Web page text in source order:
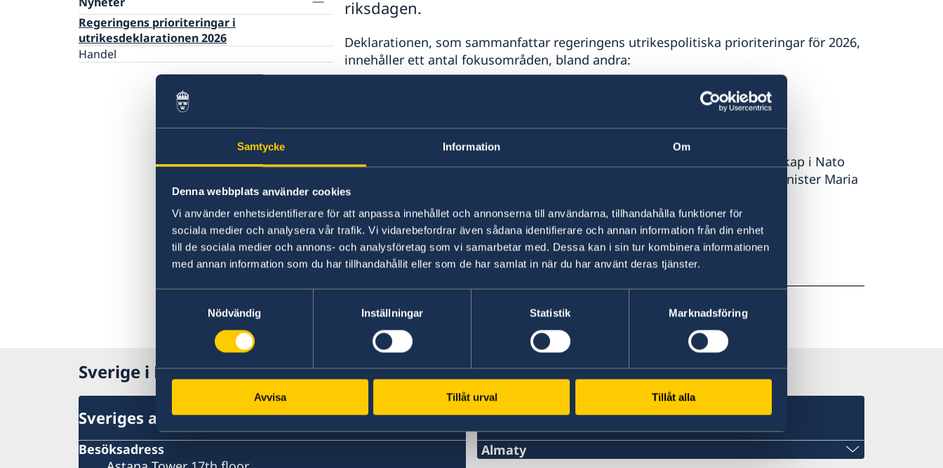
Samtycke Information Om
Denna webbplats använder cookies
Vi använder enhetsidentifierare för att anpassa innehållet och annonserna till användarna, tillhandahålla funktioner för
sociala medier och analysera vår trafik. Vi vidarebefordrar även sådana identifierare och annan information från din enhet
till de sociala medier och annons- och analysföretag som vi samarbetar med. Dessa kan i sin tur kombinera informationen
med annan information som du har tillhandahållit eller som de har samlat in när du har använt deras tjänster.
Nödvändig
Inställningar Statistik Marknadsföring
Avvisa Tillåt urval Tillåt alla
Så kan du få stöd
Svenska företag i Kazakstan
Anmäl handelshinder
Regeringens prioriteringar i
utrikesdeklarationen 2026
Handel
riksdagen.
Deklarationen, som sammanfattar regeringens utrikespolitiska prioriteringar för 2026,
innehåller ett antal fokusområden, bland andra:
Jämställdhet och kvinnors egenmakt.
– Vi har valt att värna Sveriges och svenskars säkerhet. Sveriges medlemskap i Nato
gör vårt land säkrare. Vi står inte ensamma i en orolig tid, säger utrikesminister Maria
Malmer Stenergard.
Läs pressmeddelandet om utrikesdeklarationen på regeringen.se.
Senast uppdaterad 19 feb. 2026, 13.29
Sverige i Kazakstan
Sveriges ambassad
Besöksadress
Svenska konsulat
Almaty